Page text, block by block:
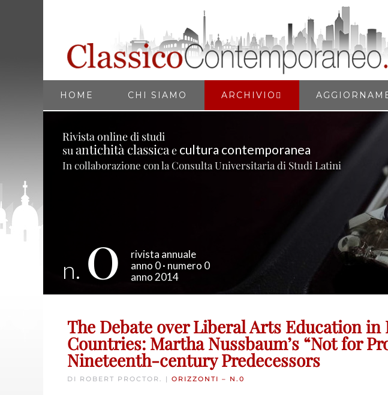
HOME CHI SIAMO ARCHIVIO
Rivista online di studi
suantichità classicae cultura contemporanea
In collaborazione con la Consulta Universitaria di Studi Latini
n. 0
rivista annuale
anno 0 · numero 0
anno 2014
The Debate over Liberal Arts Education
Countries: Martha Nussbaum’s “Not for
Nineteenth-century Predecessors
DI ROBERT PROCTOR. | ORIZZONTI – N.0